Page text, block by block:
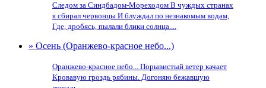
Следом за Синдбадом-Мореходом В чуждых странах
я сбирал червонцы И блуждал по незнакомым водам,
Где, дробясь, пылали блики солнца....
» Осень (Оранжево-красное небо...)
Оранжево-красное небо... Порывистый ветер качает
Кровавую гроздь рябины. Догоняю бежавшую